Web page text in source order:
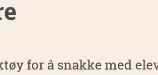
for å snakke med